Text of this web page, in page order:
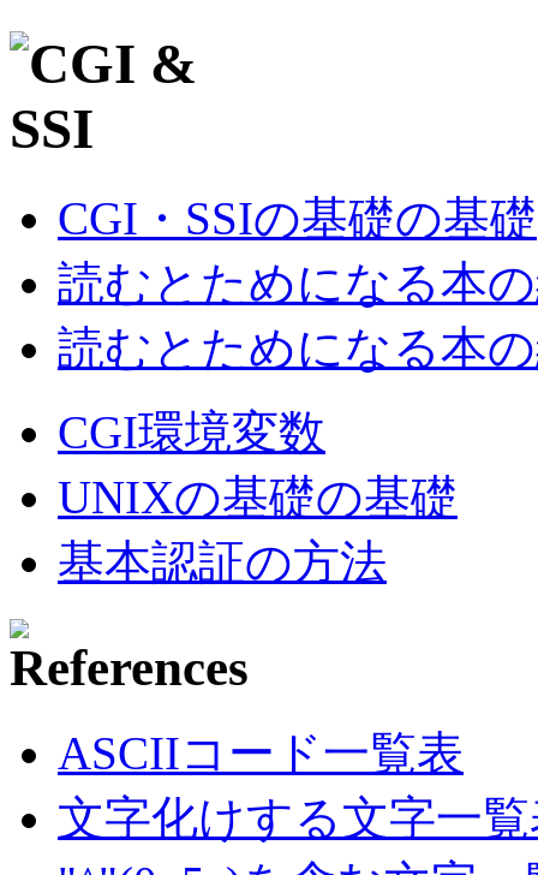
CGI・SSIの基礎の基礎
読むとためになる本
読むとためになる本
CGI環境変数
UNIXの基礎の基礎
基本認証の方法
ASCIIコード一覧表
文字化けする文字一